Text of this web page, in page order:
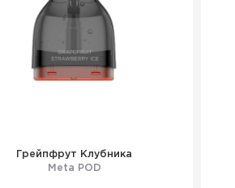
Грейпфрут Клубника
Meta POD